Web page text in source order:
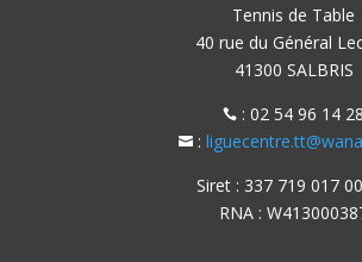
Tennis de Table
40 rue du Général
41300 SALBRIS
 : 02 54 96 14 28
:
Siret : 337 719 017
RNA :